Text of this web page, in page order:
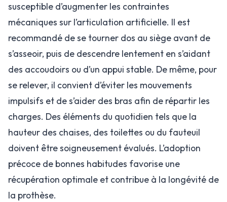
susceptible d’augmenter les contraintes
mécaniques sur l’articulation artificielle. Il est
recommandé de se tourner dos au siège avant de
s’asseoir, puis de descendre lentement en s’aidant
des accoudoirs ou d’un appui stable. De même, pour
se relever, il convient d’éviter les mouvements
impulsifs et de s’aider des bras afin de répartir les
charges. Des éléments du quotidien tels que la
hauteur des chaises, des toilettes ou du fauteuil
doivent être soigneusement évalués. L’adoption
précoce de bonnes habitudes favorise une
récupération optimale et contribue à la longévité de
la prothèse.